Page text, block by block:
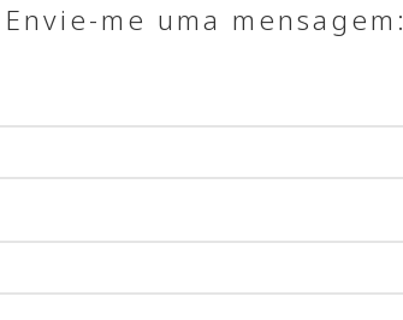
me uma mensagem: